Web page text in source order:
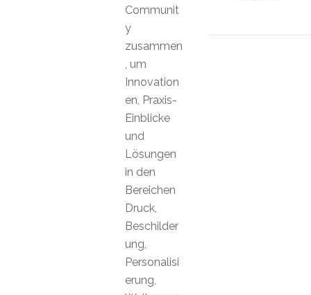
Communit
y
zusammen
, um
Innovation
en, Praxis-
Einblicke
und
Lösungen
in den
Bereichen
Druck,
Beschilder
ung,
Personalisi
erung,